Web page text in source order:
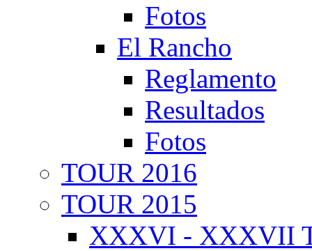
Fotos
El Rancho
Reglamento
Resultados
Fotos
TOUR 2016
TOUR 2015
XXXVI - XXXVII